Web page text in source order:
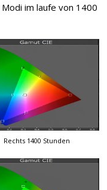
im laufe von 1400
Rechts 1400 Stunden